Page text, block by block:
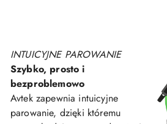
INTUICYJNE PAROWANIE
Szybko, prosto i
bezproblemowo
Avtek zapewnia intuicyjne
parowanie, dzięki któremu